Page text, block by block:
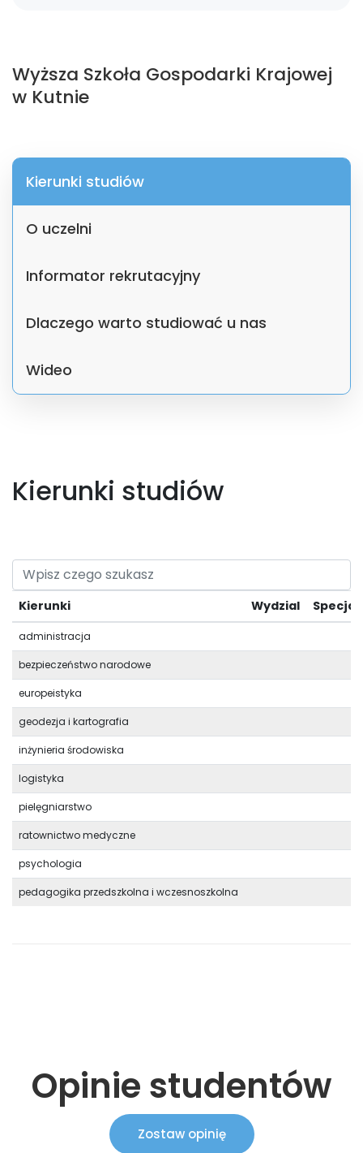
Wyższa Szkoła Gospodarki Krajowej
w Kutnie
Kierunki studiów
O uczelni
Informator rekrutacyjny
Dlaczego warto studiować u nas
Wideo
Kierunki studiów
Kierunki Wydzial
administracja
bezpieczeństwo narodowe
europeistyka
geodezja i kartografia
inżynieria środowiska
logistyka
pielęgniarstwo
ratownictwo medyczne
psychologia
pedagogika przedszkolna i wczesnoszkolna
Opinie studentów
Zostaw opinię